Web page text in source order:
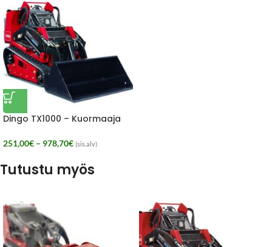
Dingo TX1000 – Kuormaaja
251,00€ – 978,70€ (sis.alv)
Tutustu myös